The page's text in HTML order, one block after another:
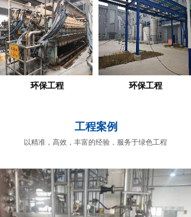
环保工程 环保工程
工程案例
以精准，高效，丰富的经验，服务于绿色工程